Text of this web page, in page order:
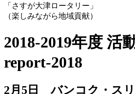
「さすが大津ロータリー」
（楽しみながら地域貢献）
2018-2019年度 活
report-2018
2月5日 バンコク・ス